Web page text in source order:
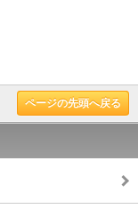
ページの先頭へ戻る